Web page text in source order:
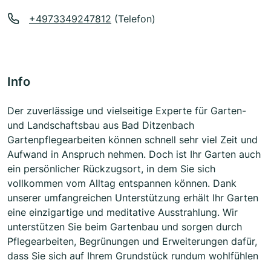
+4973349247812 (Telefon)
Info
Der zuverlässige und vielseitige Experte für Garten-
und Landschaftsbau aus Bad Ditzenbach
Gartenpflegearbeiten können schnell sehr viel Zeit und
Aufwand in Anspruch nehmen. Doch ist Ihr Garten auch
ein persönlicher Rückzugsort, in dem Sie sich
vollkommen vom Alltag entspannen können. Dank
unserer umfangreichen Unterstützung erhält Ihr Garten
eine einzigartige und meditative Ausstrahlung. Wir
unterstützen Sie beim Gartenbau und sorgen durch
Pflegearbeiten, Begrünungen und Erweiterungen dafür,
dass Sie sich auf Ihrem Grundstück rundum wohlfühlen